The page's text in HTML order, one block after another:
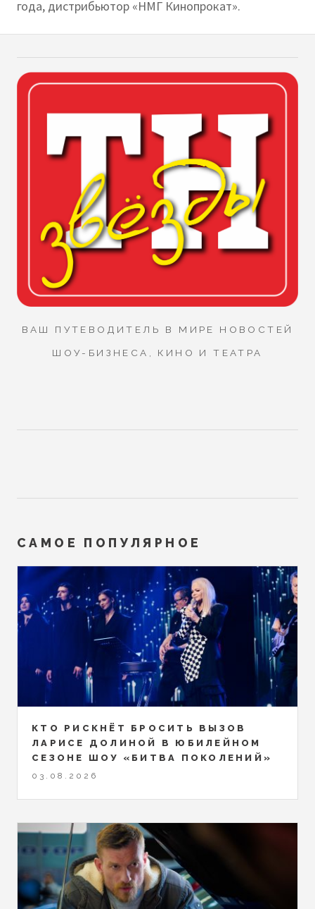
года, дистрибьютор «НМГ Кинопрокат».
ВАШ ПУТЕВОДИТЕЛЬ В МИРЕ НОВОСТЕЙ
ШОУ-БИЗНЕСА, КИНО И ТЕАТРА
САМОЕ ПОПУЛЯРНОЕ
КТО РИСКНЁТ БРОСИТЬ ВЫЗОВ
ЛАРИСЕ ДОЛИНОЙ В ЮБИЛЕЙНОМ
СЕЗОНЕ ШОУ «БИТВА ПОКОЛЕНИЙ»
03.08.2026